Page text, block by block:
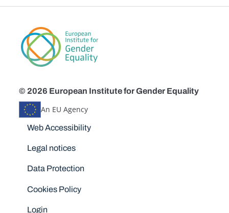
© 2026 European Institute for Gender Equality
An EU Agency
Disclaimers
Web Accessibility
Legal notices
Data Protection
Cookies Policy
Login